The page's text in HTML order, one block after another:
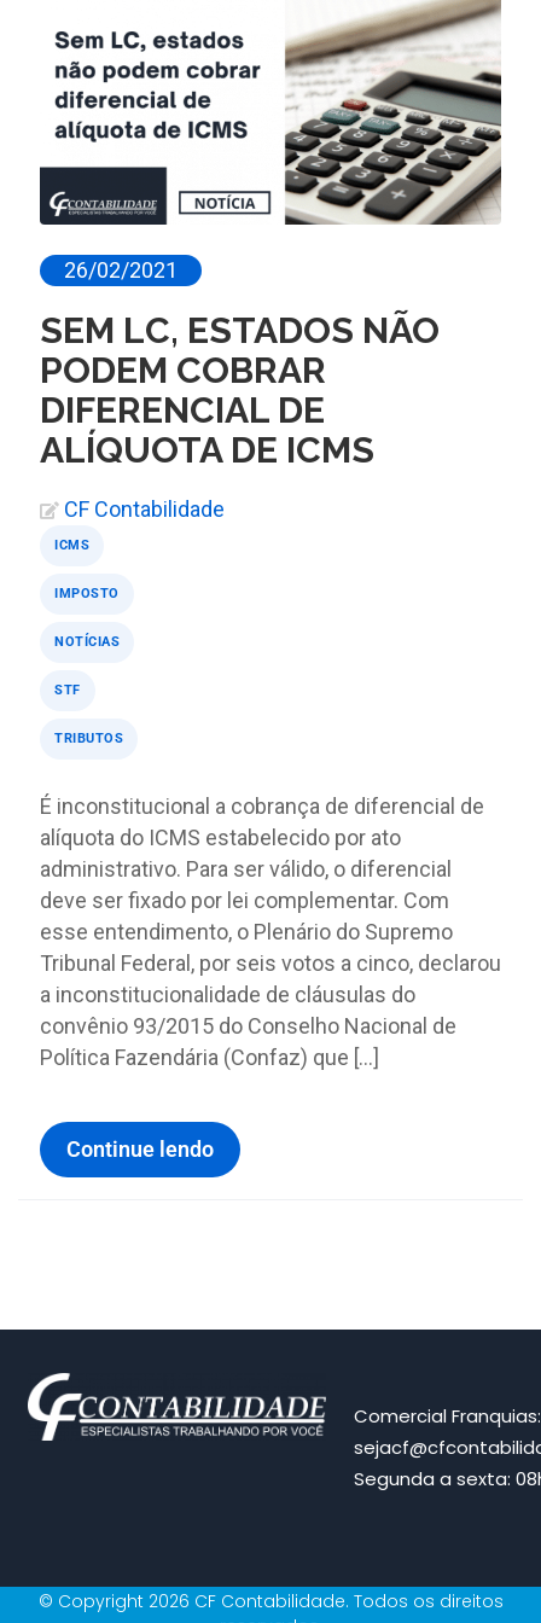
26/02/2021
SEM LC, ESTADOS NÃO
PODEM COBRAR
DIFERENCIAL DE
ALÍQUOTA DE ICMS
CF Contabilidade
ICMS
IMPOSTO
NOTÍCIAS
STF
TRIBUTOS
É inconstitucional a cobrança de diferencial de
alíquota do ICMS estabelecido por ato
administrativo. Para ser válido, o diferencial
deve ser fixado por lei complementar. Com
esse entendimento, o Plenário do Supremo
Tribunal Federal, por seis votos a cinco, declarou
a inconstitucionalidade de cláusulas do
convênio 93/2015 do Conselho Nacional de
Política Fazendária (Confaz) que […]
Continue lendo
Comercial
Segunda a sexta:
© Copyright 2026 CF Contabilidade. Todos os direitos